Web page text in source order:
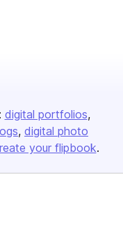
digital portfolios
digital photo
your flipbook.